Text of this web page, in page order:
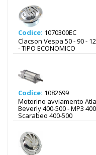
Codice: 1070300EC
Clacson Vespa 50 - 90 -
- TIPO ECONOMICO
Codice: 1082699
Motorino avviamento
Beverly 400-500 - MP3
Scarabeo 400-500